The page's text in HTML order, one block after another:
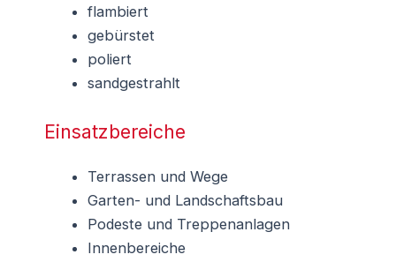
flambiert
gebürstet
poliert
sandgestrahlt
Einsatzbereiche
Terrassen und Wege
Garten- und Landschaftsbau
Podeste und Treppenanlagen
Innenbereiche